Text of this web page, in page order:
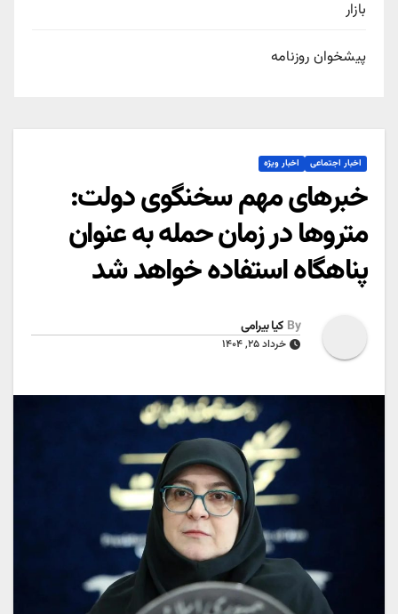
بازار
پیشخوان روزنامه
اخبار اجتماعی اخبار ویژه
خبرهای مهم سخنگوی دولت:
متروها در زمان حمله به عنوان
پناهگاه استفاده خواهد شد
By کیا بیرامی
خرداد ۲۵, ۱۴۰۴